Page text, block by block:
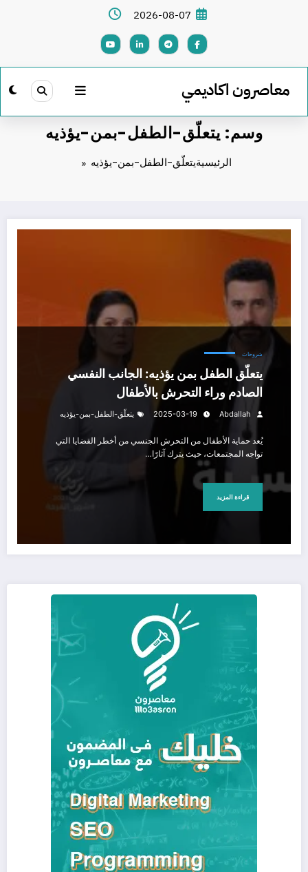
2026-08-07
معاصرون اكاديمي
وسم: يتعلّق-الطفل-بمن-يؤذيه
الرئيسيةيتعلّق-الطفل-بمن-يؤذيه
يتعلّق الطفل بمن يؤذيه: الجانب النفسي الصادم وراء التحرش بالأطفال
شروحات
يتعلّق الطفل بمن يؤذيه: الجانب النفسي
الصادم وراء التحرش بالأطفال
Abdallah
2025-03-19 يتعلّق-الطفل-بمن-يؤذيه
يُعد حماية الأطفال من التحرش الجنسي من أخطر القضايا التي
تواجه المجتمعات، حيث يترك آثارًا…
قراءة المزيد